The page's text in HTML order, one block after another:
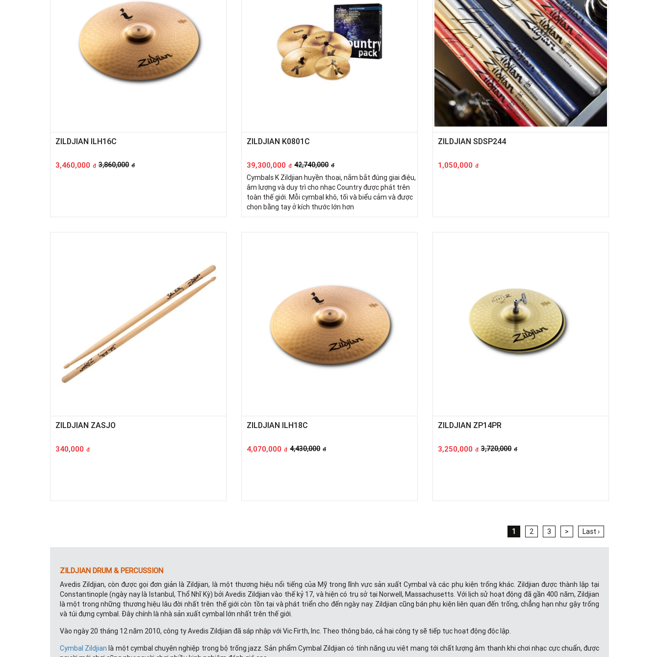
ZILDJIAN ILH16C
3,460,000 đ 3,860,000 đ
ZILDJIAN K0801C
39,300,000 đ 42,740,000 đ
Cymbals K Zildjian huyền thoại, nắm bắt đúng giai điệu,
âm lượng và duy trì cho nhạc Country được phát trên
toàn thế giới. Mỗi cymbal khô, tối và biểu cảm và được
chọn bằng tay ở kích thước lớn hơn
ZILDJIAN SDSP244
1,050,000 đ
ZILDJIAN ZASJO
340,000 đ
ZILDJIAN ILH18C
4,070,000 đ 4,430,000 đ
ZILDJIAN ZP14PR
3,250,000 đ 3,720,000 đ
1 2 3 > Last ›
ZILDJIAN DRUM & PERCUSSION
Avedis Zildjian, còn được gọi đơn giản là Zildjian, là một thương hiệu nổi tiếng của Mỹ trong lĩnh vực sản xuất Cymbal và các phụ kiện trống khác. Zildjian được thành lập tại
Constantinople (ngày nay là Istanbul, Thổ Nhĩ Kỳ) bởi Avedis Zildjian vào thế kỷ 17, và hiện có trụ sở tại Norwell, Massachusetts. Với lịch sử hoạt động đã gần 400 năm, Zildjian
là một trong những thương hiệu lâu đời nhất trên thế giới còn tồn tại và phát triển cho đến ngày nay. Zildjian cũng bán phụ kiện liên quan đến trống, chẳng hạn như gậy trống
và túi đựng cymbal. Đây chính là nhà sản xuất cymbal lớn nhất trên thế giới.
Vào ngày 20 tháng 12 năm 2010, công ty Avedis Zildjian đã sáp nhập với Vic Firth, Inc. Theo thông báo, cả hai công ty sẽ tiếp tục hoạt động độc lập.
Cymbal Zildjian là một cymbal chuyên nghiệp trong bộ trống jazz. Sản phẩm Cymbal Zildjian có tính năng ưu việt mang tới chất lượng âm thanh khi chơi nhạc cực chuẩn, được